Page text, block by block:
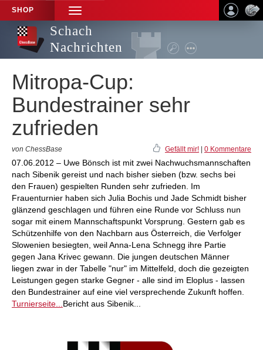
SHOP
TOGGLE
NAVIGATION
Schach
Nachrichten
Mitropa-Cup:
Bundestrainer sehr
zufrieden
von ChessBase Gefällt mir! 0 Kommentare
07.06.2012 – Uwe Bönsch ist mit zwei Nachwuchsmannschaften
nach Sibenik gereist und nach bisher sieben (bzw. sechs bei
den Frauen) gespielten Runden sehr zufrieden. Im
Frauenturnier haben sich Julia Bochis und Jade Schmidt bisher
glänzend geschlagen und führen eine Runde vor Schluss nun
sogar mit einem Mannschaftspunkt Vorsprung. Gestern gab es
Schützenhilfe von den Nachbarn aus Österreich, die Verfolger
Slowenien besiegten, weil Anna-Lena Schnegg ihre Partie
gegen Jana Krivec gewann. Die jungen deutschen Männer
liegen zwar in der Tabelle "nur" im Mittelfeld, doch die gezeigten
Leistungen gegen starke Gegner - alle sind im Eloplus - lassen
den Bundestrainer auf eine viel versprechende Zukunft hoffen.
Turnierseite... Bericht aus Sibenik...